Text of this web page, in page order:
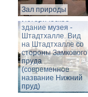
Зал природы
Историческое
здание музея -
Штадтхалле. Вид
на Штадтхалле со
стороны Замкового
пруда
(современное
название Нижний
пруд)